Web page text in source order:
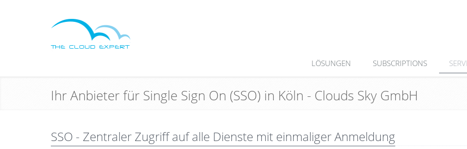
LÖSUNGEN SUBSCRIPTIONS
Ihr Anbieter für Single Sign On (SSO) in Köln - Clouds Sky GmbH
SSO - Zentraler Zugriff auf alle Dienste mit einmaliger Anmeldung